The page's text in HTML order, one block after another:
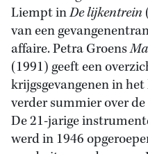
Liempt inDe lijkentrein
van een
affaire. Petra Groens
(1991) geeft een
krijgsgevangenen in
verder summier over
De 21-jarige
werd in 1946